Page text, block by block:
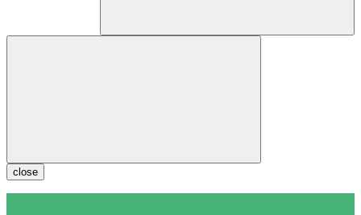
close